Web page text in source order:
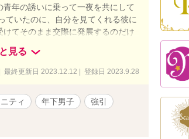
年の誘いに乗って一夜を共にして
ていたのに、自分を見てくれる彼に
てそのまま交際に発展するのだけ
見る
最終更新日 2023.12.12 | 登録日 2023.9.28
ティ 年下男子
強引